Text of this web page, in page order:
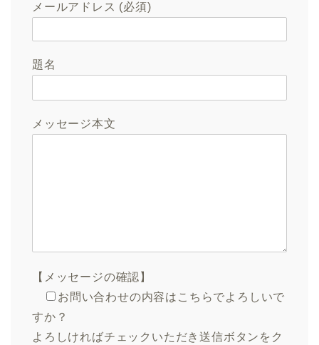
メールアドレス (必須)
題名
メッセージ本文
【メッセージの確認】
お問い合わせの内容はこちらでよろしいで
すか？
よろしければチェックいただき送信ボタンをク